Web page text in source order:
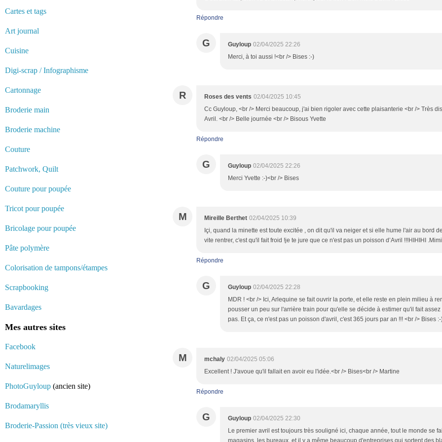
Cartes et tags
Art journal
Cuisine
Digi-scrap / Infographisme
Cartonnage
Broderie main
Broderie machine
Couture
Patchwork, Quilt
Couture pour poupée
Tricot pour poupée
Bricolage pour poupée
Pâte polymère
Colorisation de tampons/étampes
Scrapbooking
Bavardages
Mes autres sites
Facebook
Naturelimages
PhotoGuyloup (ancien site)
Brodamaryllis
Broderie-Passion (très vieux site)
Répondre
G Guyloup 02/04/2025 22:26
Merci, à toi aussi !<br /> Bises :-)
R Roses des vents 02/04/2025 10:45
Cc Guyloup, <br /> Merci beaucoup, j'ai bien rigoler avec cette plaisanterie <br /> Très
Avril. <br /> Belle journée <br /> Bisous Yvette
Répondre
G Guyloup 02/04/2025 22:26
Merci Yvette :-)<br /> Bises
M Mireille Berthet 02/04/2025 10:39
Içi, quand la minette est toute excitée , on dit qu'il va neiger et si elle hume l'air au bord
vite rentrer, c'est qu'il fait froid !je te jure que ce n'est pas un poisson d’Avril !!!HIHIHI .Mimi
Répondre
G Guyloup 02/04/2025 22:28
MDR ! <br /> Ici, Arlequine se fait ouvrir la porte, et elle reste en plein milieu à
pousser un peu sur l'arrière train pour qu'elle se décide à estimer qu'il fait
pas. Et ça, ce n'est pas un poisson d'avril, c'est 365 jours par an !!! <br /> Bises :-
M mchaly 02/04/2025 05:06
Excellent ! J'avoue qu'il fallait en avoir eu l'idée.<br /> Bises<br /> Martine
Répondre
G Guyloup 02/04/2025 22:30
Le premier avril est toujours très souligné ici, chaque année, tout le monde se
magasins, les bureaux, et il y a même beaucoup d'entreprises qui sortent des